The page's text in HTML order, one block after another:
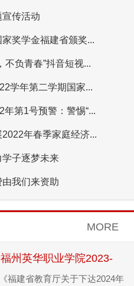
传活动
奖学金福建省颁奖...
不负青春”抖音短视...
学年第二学期国家...
第1号预警：警惕“...
年春季家庭经济...
子逐梦未来
我们来资助
MORE
州英华职业学院2023-
福建省教育厅关于下达2024年